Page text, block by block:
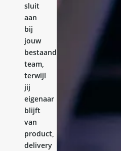
sluit
aan
bij
jouw
bestaande
team,
terwijl
jij
eigenaar
blijft
van
product,
delivery